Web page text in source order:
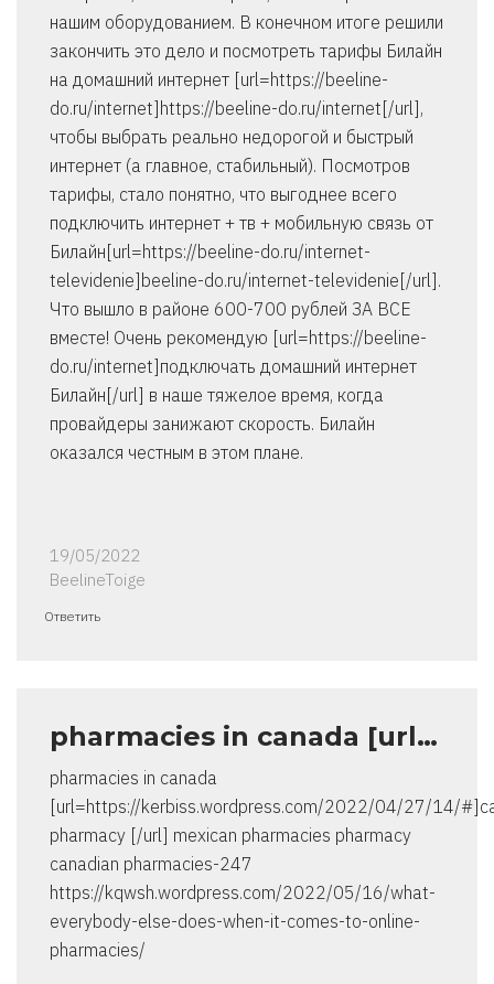
нашим оборудованием. В конечном итоге решили
закончить это дело и посмотреть тарифы Билайн
на домашний интернет [url=https://beeline-
do.ru/internet]https://beeline-do.ru/internet[/url],
чтобы выбрать реально недорогой и быстрый
интернет (а главное, стабильный). Посмотров
тарифы, стало понятно, что выгоднее всего
подключить интернет + тв + мобильную связь от
Билайн[url=https://beeline-do.ru/internet-
televidenie]beeline-do.ru/internet-televidenie[/url].
Что вышло в районе 600-700 рублей ЗА ВСЕ
вместе! Очень рекомендую [url=https://beeline-
do.ru/internet]подключать домашний интернет
Билайн[/url] в наше тяжелое время, когда
провайдеры занижают скорость. Билайн
оказался честным в этом плане.
19/05/2022
BeelineToige
Ответить
pharmacies in canada [url…
pharmacies in canada
[url=https://kerbiss.wordpress.com/2022/04/27/14/
pharmacy [/url] mexican pharmacies pharmacy
canadian pharmacies-247
https://kqwsh.wordpress.com/2022/05/16/what-
everybody-else-does-when-it-comes-to-online-
pharmacies/